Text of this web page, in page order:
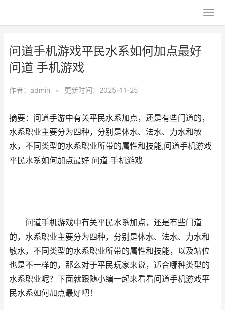
问道手机游戏平民水系如何加点最好
问道 手机游戏
作者： admin • 更新时间：2025-11-25
摘要：问道手游中有关平民水系加点，还是有些门道的，
水系职业主要分为四种，分别是体水、法水、力水和敏
水，不同类型的水系职业所带的属性和技能,问道手机游戏
平民水系如何加点最好 问道 手机游戏
问道手机游戏中有关平民水系加点，还是有些门道
的，水系职业主要分为四种，分别是体水、法水、力水和
敏水，不同类型的水系职业所带的属性和技能，以及站位
也是不一样的，那么对于平民玩家来说，适合哪种类型的
水系职业呢？下面就跟随小编一起来看看问道手机游戏平
民水系如何加点最好吧！